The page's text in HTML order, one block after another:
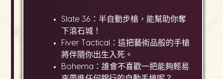
Slate 36：半自動步槍，能幫助你奪
下滾石城！
Fiver Tactical：這把藝術品般的手槍
將伴隨你出生入死。
Bohema：誰會不喜歡一把能夠輕易